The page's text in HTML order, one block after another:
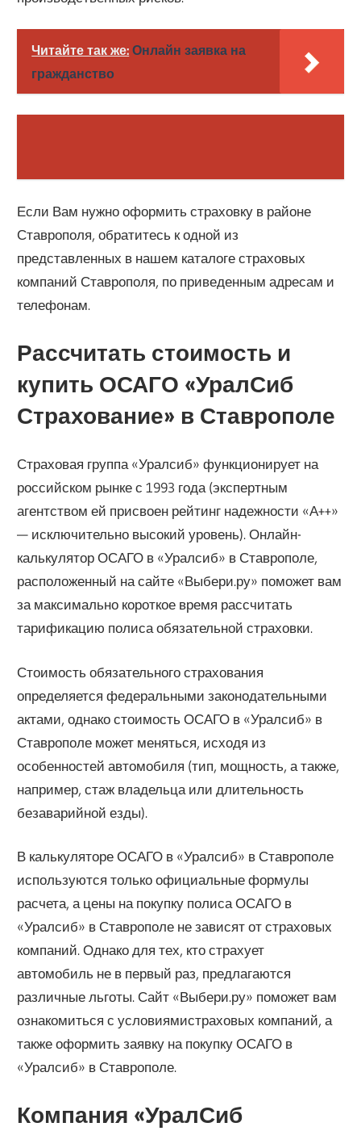
Читайте так же: Онлайн заявка на
гражданство
Если Вам нужно оформить страховку в районе
Ставрополя, обратитесь к одной из
представленных в нашем каталоге страховых
компаний Ставрополя, по приведенным адресам и
телефонам.
Рассчитать стоимость и
купить ОСАГО «УралСиб
Страхование» в Ставрополе
Страховая группа «Уралсиб» функционирует на
российском рынке с 1993 года (экспертным
агентством ей присвоен рейтинг надежности «А++»
— исключительно высокий уровень). Онлайн-
калькулятор ОСАГО в «Уралсиб» в Ставрополе,
расположенный на сайте «Выбери.ру» поможет вам
за максимально короткое время рассчитать
тарификацию полиса обязательной страховки.
Стоимость обязательного страхования
определяется федеральными законодательными
актами, однако стоимость ОСАГО в «Уралсиб» в
Ставрополе может меняться, исходя из
особенностей автомобиля (тип, мощность, а также,
например, стаж владельца или длительность
безаварийной езды).
В калькуляторе ОСАГО в «Уралсиб» в Ставрополе
используются только официальные формулы
расчета, а цены на покупку полиса ОСАГО в
«Уралсиб» в Ставрополе не зависят от страховых
компаний. Однако для тех, кто страхует
автомобиль не в первый раз, предлагаются
различные льготы. Сайт «Выбери.ру» поможет вам
ознакомиться с условиямистраховых компаний, а
также оформить заявку на покупку ОСАГО в
«Уралсиб» в Ставрополе.
Компания «УралСиб